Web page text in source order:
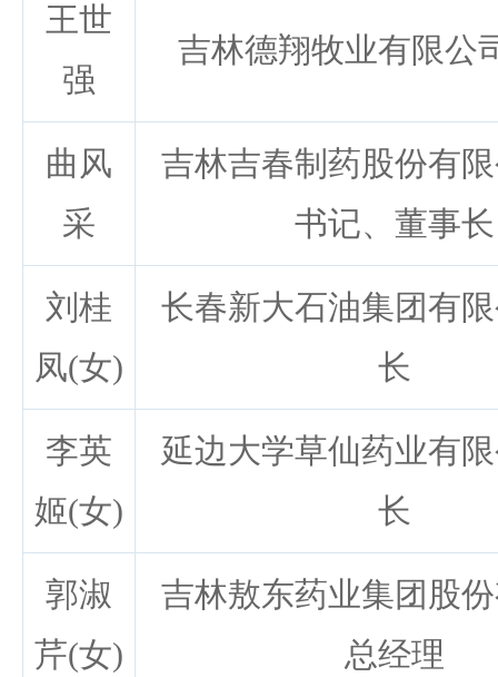
王世
强
吉林德翔牧业有限公
曲风
采
吉林吉春制药股份有
书记、董事长
刘桂
凤(女)
长春新大石油集团有
长
李英
姬(女)
延边大学草仙药业有
长
郭淑
芹(女)
吉林敖东药业集团股
总经理